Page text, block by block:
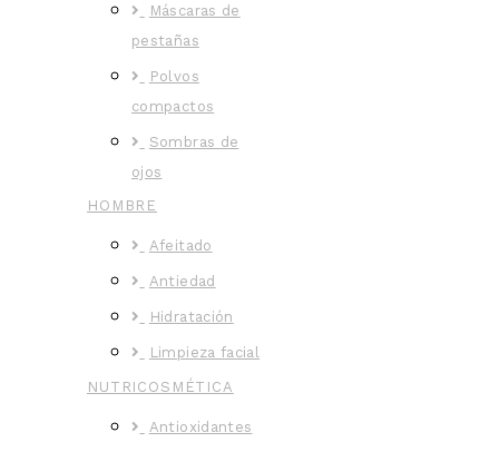
Máscaras de
pestañas
Polvos
compactos
Sombras de
ojos
HOMBRE
Afeitado
Antiedad
Hidratación
Limpieza facial
NUTRICOSMÉTICA
Antioxidantes